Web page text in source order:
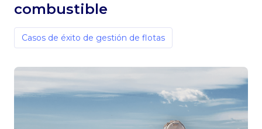
combustible
Casos de éxito de gestión de flotas